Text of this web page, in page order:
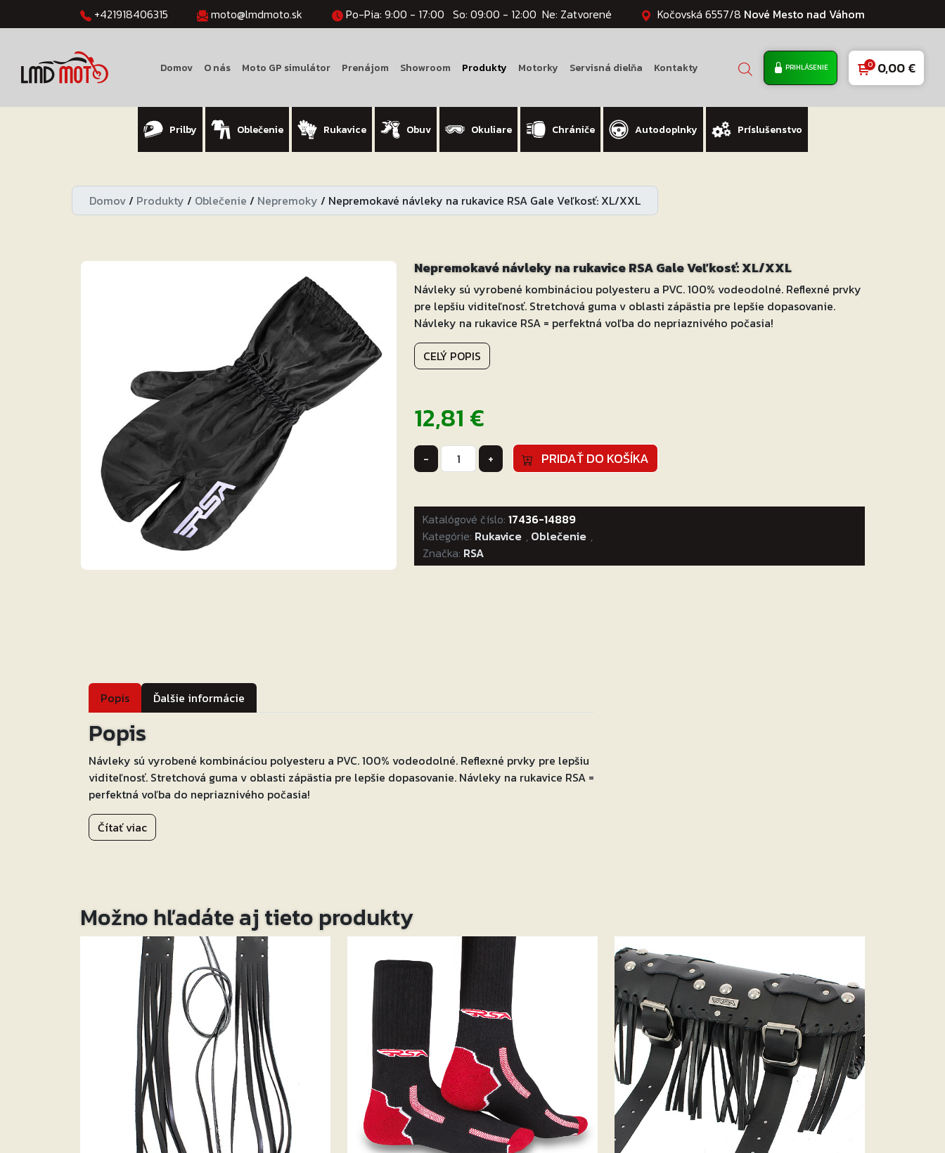
+421918406315 moto@lmdmoto.sk Po-Pia: 9:00 - 17:00 So: 09:00 - 12:00 Ne: Zatvorené Kočovská 6557/8 Nové Mesto nad Váhom
Domov O nás Moto GP simulátor Prenájom Showroom Produkty Motorky Servisná dielňa Kontakty PRIHLÁSENIE 0,00€
Prilby Oblečenie Rukavice Obuv Okuliare Chrániče Autodoplnky Príslušenstvo
Domov/ Produkty / Oblečenie / Nepremoky / Nepremokavé návleky na rukavice RSA Gale Veľkosť: XL/XXL
Nepremokavé návleky na rukavice RSA Gale Veľkosť: XL/XXL
Návleky sú vyrobené kombináciou polyesteru a PVC. 100% vodeodolné. Reflexné prvky
pre lepšiu viditeľnosť. Stretchová guma v oblasti zápästia pre lepšie dopasovanie.
Návleky na rukavice RSA = perfektná voľba do nepriaznivého počasia!
CELÝ POPIS
12,81 €
-
množstvo
Nepremokavé
na
rukavice
RSA
Gale
Veľkosť:
+ PRIDAŤ DO KOŠÍKA
Katalógové číslo: 17436-14889
Kategórie: Rukavice , Oblečenie ,
Značka: RSA
Popis Ďalšie informácie
Popis
Návleky sú vyrobené kombináciou polyesteru a PVC. 100% vodeodolné. Reflexné prvky pre lepšiu
viditeľnosť. Stretchová guma v oblasti zápästia pre lepšie dopasovanie. Návleky na rukavice RSA =
perfektná voľba do nepriaznivého počasia!
Čítať viac
Možno hľadáte aj tieto produkty